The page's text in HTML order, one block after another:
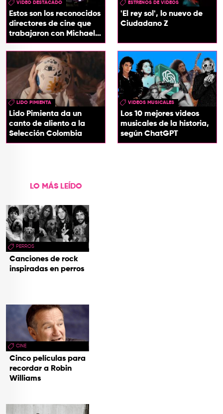
VIDEO DESTACADO
Estos son los reconocidos
directores de cine que
trabajaron con Michael
Jackson
ESTRENOS DE VIDEOS
'El rey sol', lo nuevo de
Ciudadano Z
LIDO PIMIENTA
Lido Pimienta da un
canto de aliento a la
Selección Colombia
VIDEOS MUSICALES
Los 10 mejores videos
musicales de la historia,
según ChatGPT
LO MÁS LEÍDO
PERROS
Canciones de rock
inspiradas en perros
CINE
Cinco películas para
recordar a Robin
Williams